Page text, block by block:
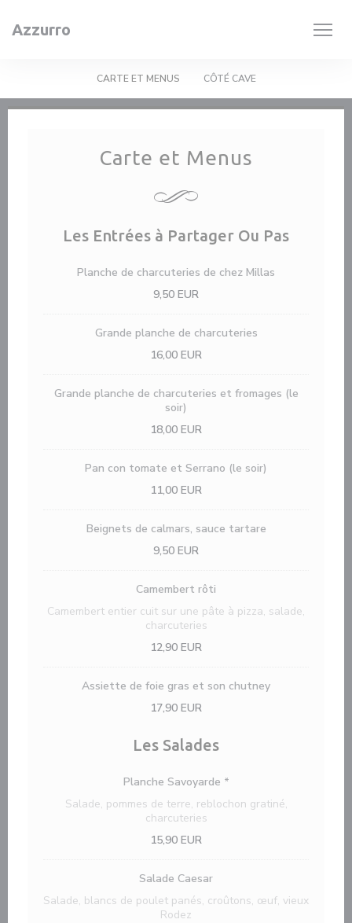
Azzurro
Carte et Menus
Les Entrées à Partager Ou Pas
Planche de charcuteries de chez Millas
9,50 EUR
Grande planche de charcuteries
16,00 EUR
Grande planche de charcuteries et fromages (le
soir)
18,00 EUR
Pan con tomate et Serrano (le soir)
11,00 EUR
Beignets de calmars, sauce tartare
9,50 EUR
Camembert rôti
Camembert entier cuit sur une pâte à pizza, salade,
charcuteries
12,90 EUR
Assiette de foie gras et son chutney
17,90 EUR
Les Salades
Planche Savoyarde *
Salade, pommes de terre, reblochon gratiné,
charcuteries
15,90 EUR
Salade Caesar
Salade, blancs de poulet panés, croûtons, œuf, vieux
Rodez
CARTE ET MENUS CÔTÉ CAVE